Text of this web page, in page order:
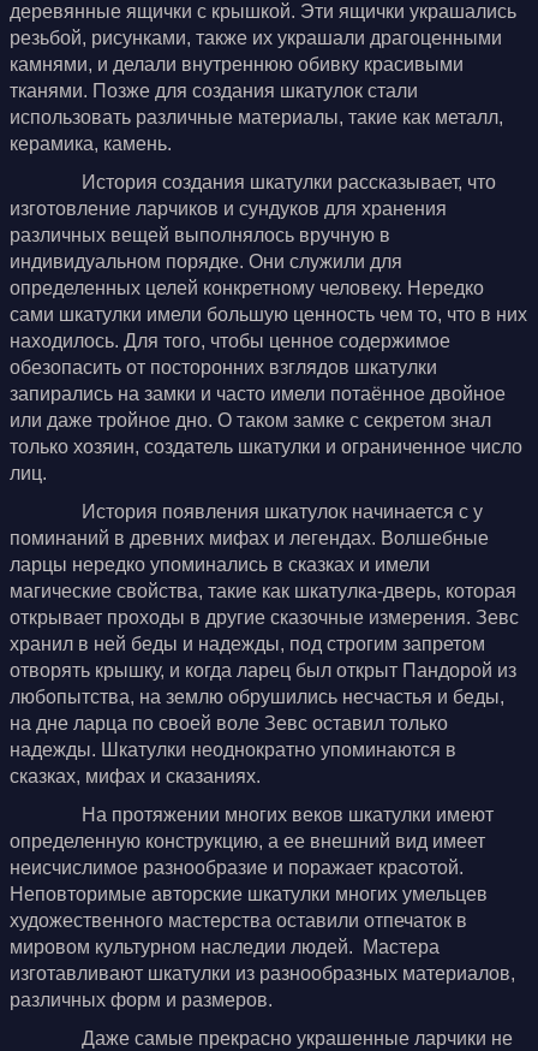
деревянные ящички с крышкой. Эти ящички украшались
резьбой, рисунками, также их украшали драгоценными
камнями, и делали внутреннюю обивку красивыми
тканями. Позже для создания шкатулок стали
использовать различные материалы, такие как металл,
керамика, камень.
История создания шкатулки рассказывает, что
изготовление ларчиков и сундуков для хранения
различных вещей выполнялось вручную в
индивидуальном порядке. Они служили для
определенных целей конкретному человеку. Нередко
сами шкатулки имели большую ценность чем то, что в них
находилось. Для того, чтобы ценное содержимое
обезопасить от посторонних взглядов шкатулки
запирались на замки и часто имели потаённое двойное
или даже тройное дно. О таком замке с секретом знал
только хозяин, создатель шкатулки и ограниченное число
лиц.
История появления шкатулок начинается с у
поминаний в древних мифах и легендах. Волшебные
ларцы нередко упоминались в сказках и имели
магические свойства, такие как шкатулка-дверь, которая
открывает проходы в другие сказочные измерения. Зевс
хранил в ней беды и надежды, под строгим запретом
отворять крышку, и когда ларец был открыт Пандорой из
любопытства, на землю обрушились несчастья и беды,
на дне ларца по своей воле Зевс оставил только
надежды. Шкатулки неоднократно упоминаются в
сказках, мифах и сказаниях.
На протяжении многих веков шкатулки имеют
определенную конструкцию, а ее внешний вид имеет
неисчислимое разнообразие и поражает красотой.
Неповторимые авторские шкатулки многих умельцев
художественного мастерства оставили отпечаток в
мировом культурном наследии людей. Мастера
изготавливают шкатулки из разнообразных материалов,
различных форм и размеров.
Даже самые прекрасно украшенные ларчики не